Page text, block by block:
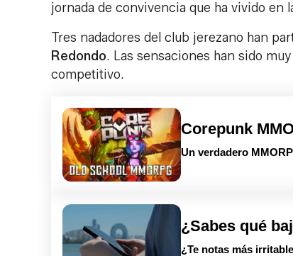
jornada de convivencia que ha vivido en
Tres nadadores del club jerezano han
Redondo. Las sensaciones han sido
competitivo.
Corepunk
Un verdadero
¿Sabes qué
¿Te notas más